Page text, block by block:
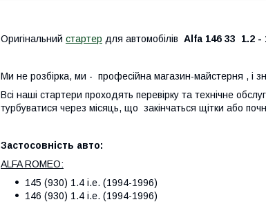
Оригінальний стартер для автомобілів Alfa 146 33 1.2 -
Ми не розбірка, ми - професійна магазин-майстерня , і
Всі наші стартери проходять перевірку та технічне
турбуватися через місяць, що закінчаться щітки або
Застосовність авто:
ALFA ROMEO:
145 (930) 1.4 i.e. (1994-1996)
146 (930) 1.4 i.e. (1994-1996)